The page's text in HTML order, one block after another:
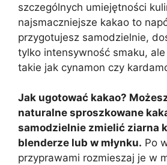
szczególnych umiejętności
najsmaczniejsze kakao to
przygotujesz samodzielnie,
tylko intensywność smaku,
takie jak cynamon czy
Jak ugotować kakao?
naturalne sproszkowane
samodzielnie zmielić ziarna
blenderze lub w młynku. Po
przyprawami rozmieszaj je w